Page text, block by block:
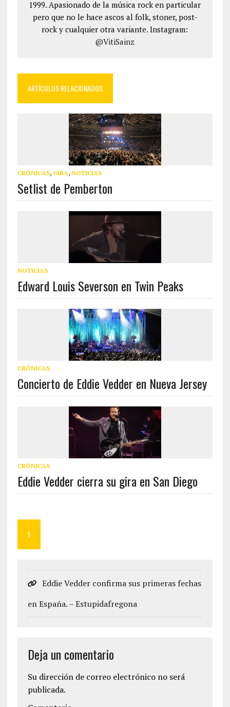
1999. Apasionado de la música rock en particular
pero que no le hace ascos al folk, stoner, post-
rock y cualquier otra variante. Instagram:
@VitiSainz
ARTÍCULOS RELACIONADOS
CRÓNICAS, GIRA, NOTICIAS
Setlist de Pemberton
NOTICIAS
Edward Louis Severson en Twin Peaks
CRÓNICAS
Concierto de Eddie Vedder en Nueva Jersey
CRÓNICAS
Eddie Vedder cierra su gira en San Diego
1
Eddie Vedder confirma sus primeras fechas
en España. – Estupidafregona
Deja un comentario
Su dirección de correo electrónico no será
publicada.